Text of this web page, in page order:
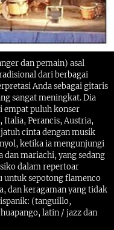
dan pemain) asal
dari berbagai
Anda sebagai gitaris
sangat meningkat. Dia
empat puluh konser
Italia, Perancis, Austria,
cinta dengan musik
ketika ia mengunjungi
dan mariachi, yang sedang
dalam repertoar
untuk sepotong flamenco
dan keragaman yang tidak
(tanguillo,
latin / jazz dan